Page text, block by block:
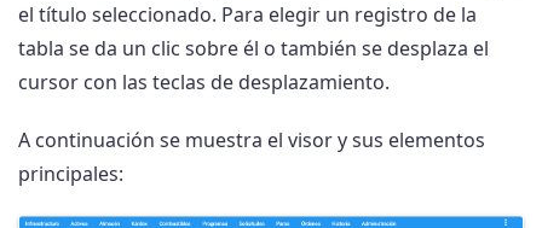
el título seleccionado. Para elegir un registro de la
tabla se da un clic sobre él o también se desplaza el
cursor con las teclas de desplazamiento.
A continuación se muestra el visor y sus elementos
principales: